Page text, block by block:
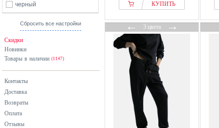
черный
Сбросить все настройки
Скидки
Новинки
Товары в наличии (1147)
Контакты
Доставка
Возвраты
Оплата
Отзывы
КУПИТЬ
←3 цвета→